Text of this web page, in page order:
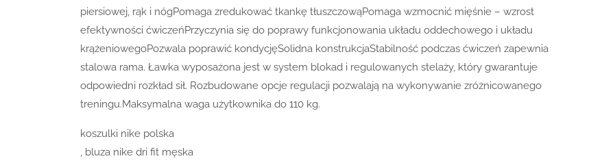
piersiowej, rąk i nógPomaga zredukować tkankę tłuszczowąPomaga wzmocnić mięśnie – wzrost
efektywności ćwiczeńPrzyczynia się do poprawy funkcjonowania układu oddechowego i układu
krążeniowegoPozwala poprawić kondycjęSolidna konstrukcjaStabilność podczas ćwiczeń zapewnia
stalowa rama. Ławka wyposażona jest w system blokad i regulowanych stelaży, który gwarantuje
odpowiedni rozkład sił. Rozbudowane opcje regulacji pozwalają na wykonywanie zróżnicowanego
treningu.Maksymalna waga użytkownika do 110 kg.
koszulki nike polska
, bluza nike dri fit męska